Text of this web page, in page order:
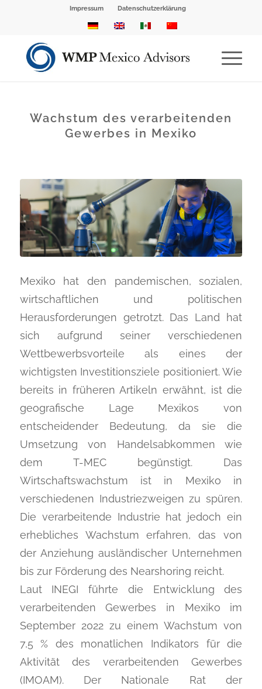
Impressum Datenschutzerklärung
Wachstum des verarbeitenden
Gewerbes in Mexiko
Mexiko hat den pandemischen, sozialen,
wirtschaftlichen und politischen
Herausforderungen getrotzt. Das Land hat
sich aufgrund seiner verschiedenen
Wettbewerbsvorteile als eines der
wichtigsten Investitionsziele positioniert. Wie
bereits in früheren Artikeln erwähnt, ist die
geografische Lage Mexikos von
entscheidender Bedeutung, da sie die
Umsetzung von Handelsabkommen wie
dem T-MEC begünstigt. Das
Wirtschaftswachstum ist in Mexiko in
verschiedenen Industriezweigen zu spüren.
Die verarbeitende Industrie hat jedoch ein
erhebliches Wachstum erfahren, das von
der Anziehung ausländischer Unternehmen
bis zur Förderung des Nearshoring reicht.
Laut INEGI führte die Entwicklung des
verarbeitenden Gewerbes in Mexiko im
September 2022 zu einem Wachstum von
7,5 % des monatlichen Indikators für die
Aktivität des verarbeitenden Gewerbes
(IMOAM). Der Nationale Rat der